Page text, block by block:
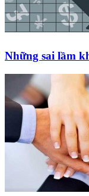
Những sai lầm